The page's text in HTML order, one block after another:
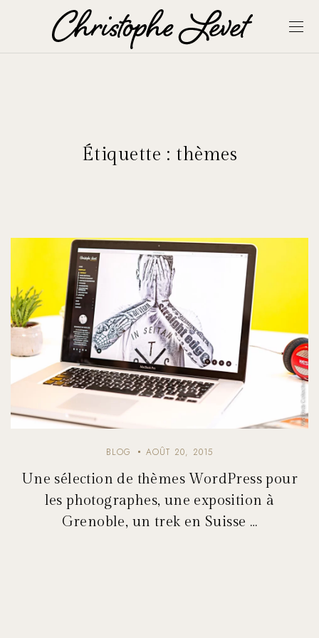
Étiquette : thèmes
BLOG AOÛT 20, 2015
Une sélection de thèmes WordPress pour
les photographes, une exposition à
Grenoble, un trek en Suisse …